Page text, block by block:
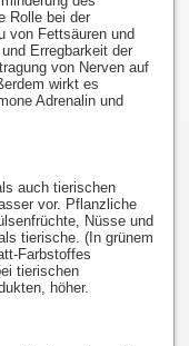
Rolle bei der
von Fettsäuren und
Erregbarkeit der
von Nerven auf
wirkt es
Adrenalin und
auch tierischen
vor. Pflanzliche
Nüsse und
tierische. (In grünem
Farbstoffes
tierischen
höher.